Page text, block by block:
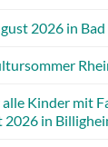
2026 in
Kinder mit
2026 in